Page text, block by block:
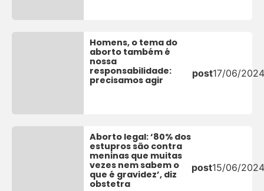
Homens, o tema do
aborto também é
nossa
responsabilidade:
precisamos agir
post17/06/2024
Aborto legal: ‘80% dos
estupros são contra
meninas que muitas
vezes nem sabem o
que é gravidez’, diz
obstetra
post15/06/